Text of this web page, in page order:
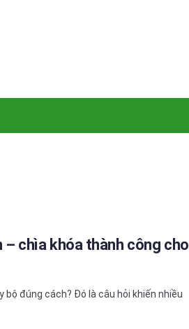
– chìa khóa thành công cho
đúng cách? Đó là câu hỏi khiến nhiều